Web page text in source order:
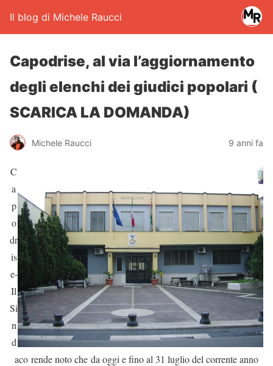
Il blog di Michele Raucci
Capodrise, al via l’aggiornamento
degli elenchi dei giudici popolari (
SCARICA LA DOMANDA)
Michele Raucci 9 anni fa
C
a
p
o
dr
is
e-
Il
Si
n
d
aco rende noto che da oggi e fino al 31 luglio del corrente anno